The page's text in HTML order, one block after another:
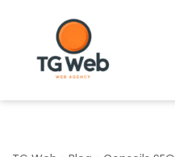
contenu